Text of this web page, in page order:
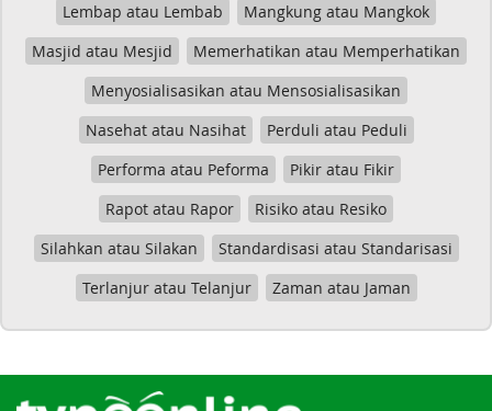
Lembap atau Lembab
Mangkung atau Mangkok
Masjid atau Mesjid
Memerhatikan atau Memperhatikan
Menyosialisasikan atau Mensosialisasikan
Nasehat atau Nasihat
Perduli atau Peduli
Performa atau Peforma
Pikir atau Fikir
Rapot atau Rapor
Risiko atau Resiko
Silahkan atau Silakan
Standardisasi atau Standarisasi
Terlanjur atau Telanjur
Zaman atau Jaman